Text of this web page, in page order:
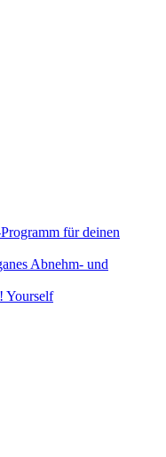
für deinen
Abnehm- und
Yourself